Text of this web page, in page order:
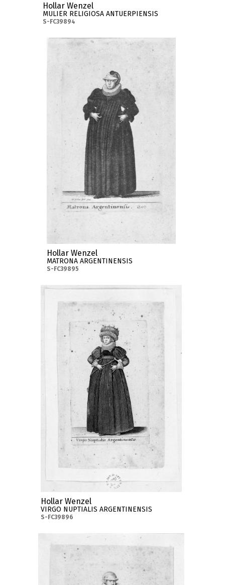
Hollar Wenzel
MULIER RELIGIOSA ANTUERPIENSIS
S-FC39894
Hollar Wenzel
MATRONA ARGENTINENSIS
S-FC39895
Hollar Wenzel
VIRGO NUPTIALIS ARGENTINENSIS
S-FC39896